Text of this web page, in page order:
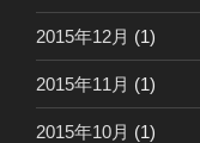
2015年12月 (1)
2015年11月 (1)
2015年10月 (1)